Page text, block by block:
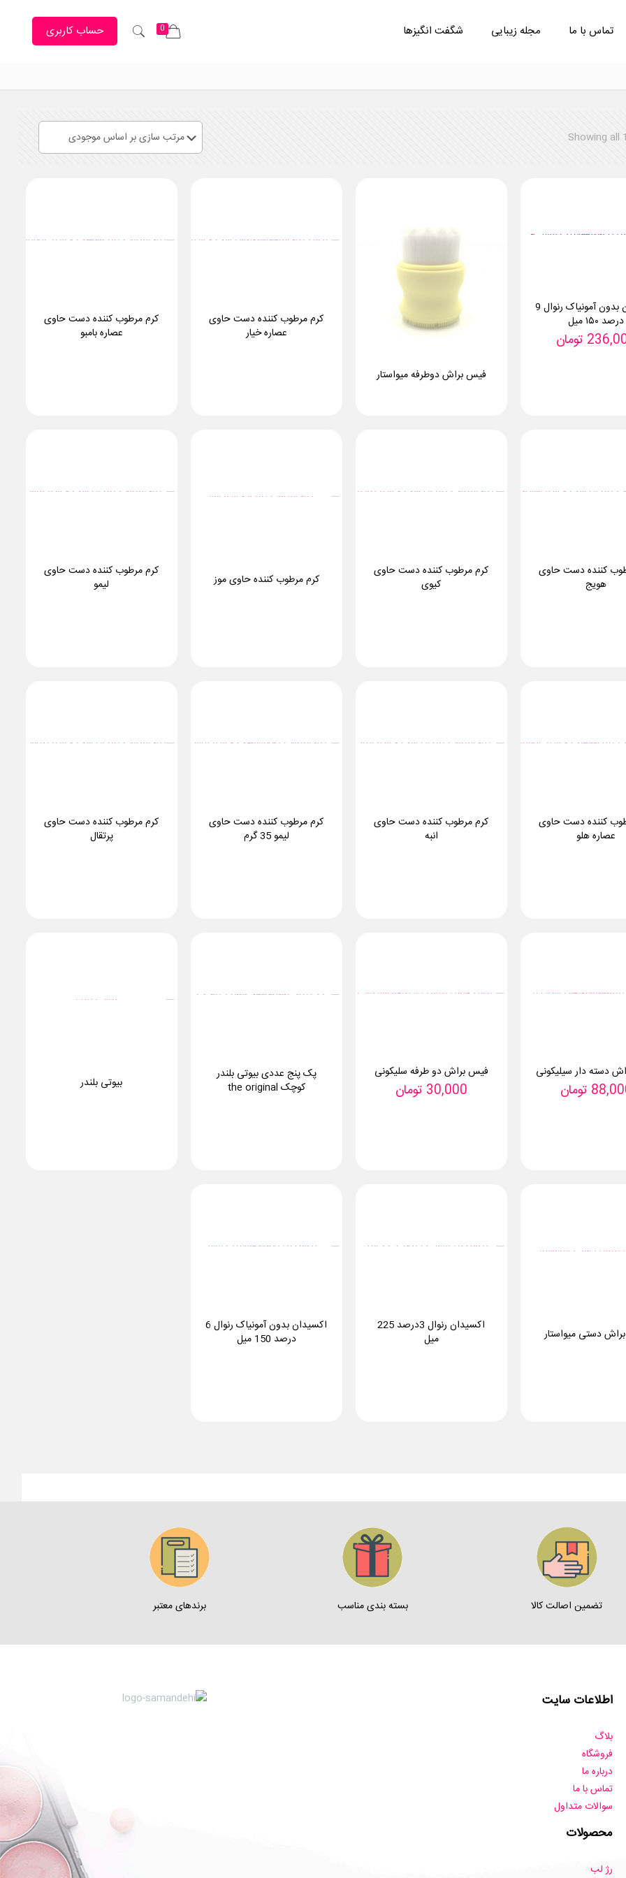
تماس با ما مجله زیبایی شگفت انگیزها 0 حساب کاربری
Showing all
اکسیدان بدون آمونیاک رنوال 9
درصد ۱۵۰ میل
تومان
فیس براش دوطرفه میواستار
کرم مرطوب کننده دست حاوی
عصاره خیار
کرم مرطوب کننده دست حاوی
عصاره بامبو
کننده دست حاوی
هویج
کرم مرطوب کننده دست حاوی
کیوی
کرم مرطوب کننده حاوی موز
کرم مرطوب کننده دست حاوی
لیمو
کننده دست حاوی
عصاره هلو
کرم مرطوب کننده دست حاوی
انبه
کرم مرطوب کننده دست حاوی
لیمو 35 گرم
کرم مرطوب کننده دست حاوی
پرتقال
دسته دار سیلیکونی
تومان
فیس براش دو طرفه سلیکونی
30,000 تومان
پک پنج عددی بیوتی بلندر
کوچک the original
بیوتی بلندر
دستی میواستار
اکسیدان رنوال 3درصد 225
میل
اکسیدان بدون آمونیاک رنوال 6
درصد 150 میل
تضمین اصالت کالا بسته بندی مناسب برندهای معتبر
اطلاعات سایت
بلاگ
فروشگاه
درباره ما
تماس با ما
سوالات متداول
محصولات
رژ لب